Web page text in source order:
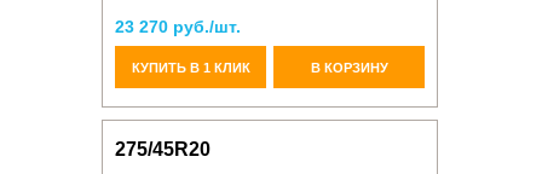
23 270 руб./шт.
КУПИТЬ В 1 КЛИК В КОРЗИНУ
275/45R20